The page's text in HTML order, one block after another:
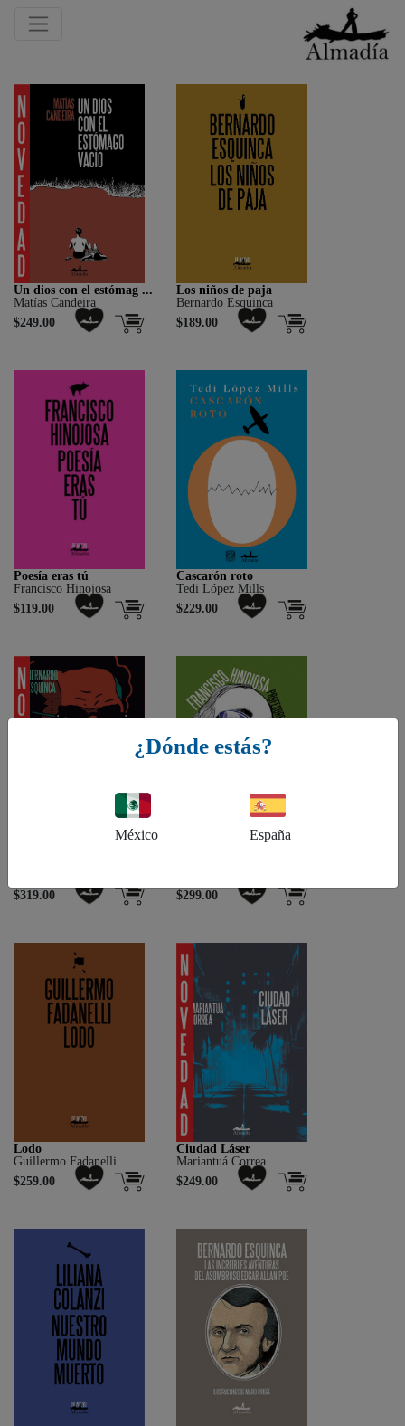
Un dios con el estómag ...
Matías Candeira
$249.00
Los niños de paja
Bernardo Esquinca
$189.00
Poesía eras tú
Francisco Hinojosa
$119.00
Cascarón roto
Tedi López Mills
$229.00
$319.00
$299.00
Lodo
Guillermo Fadanelli
$259.00
Ciudad Láser
Mariantuá Correa
$249.00
¿Dónde estás?
México España